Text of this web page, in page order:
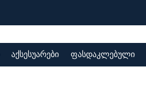
აქსესუარები ფასდაკლებული